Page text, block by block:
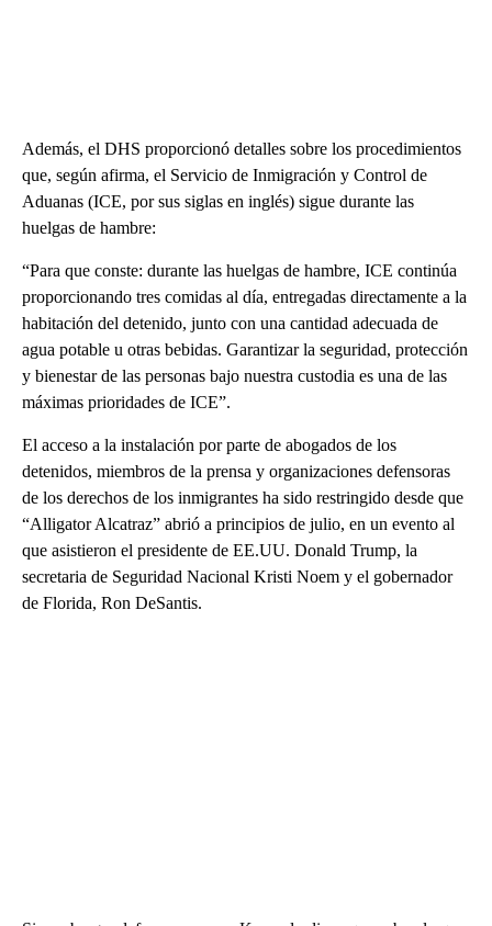
Además, el DHS proporcionó detalles sobre los procedimientos
que, según afirma, el Servicio de Inmigración y Control de
Aduanas (ICE, por sus siglas en inglés) sigue durante las
huelgas de hambre:
“Para que conste: durante las huelgas de hambre, ICE continúa
proporcionando tres comidas al día, entregadas directamente a la
habitación del detenido, junto con una cantidad adecuada de
agua potable u otras bebidas. Garantizar la seguridad, protección
y bienestar de las personas bajo nuestra custodia es una de las
máximas prioridades de ICE”.
El acceso a la instalación por parte de abogados de los
detenidos, miembros de la prensa y organizaciones defensoras
de los derechos de los inmigrantes ha sido restringido desde que
“Alligator Alcatraz” abrió a principios de julio, en un evento al
que asistieron el presidente de EE.UU. Donald Trump, la
secretaria de Seguridad Nacional Kristi Noem y el gobernador
de Florida, Ron DeSantis.